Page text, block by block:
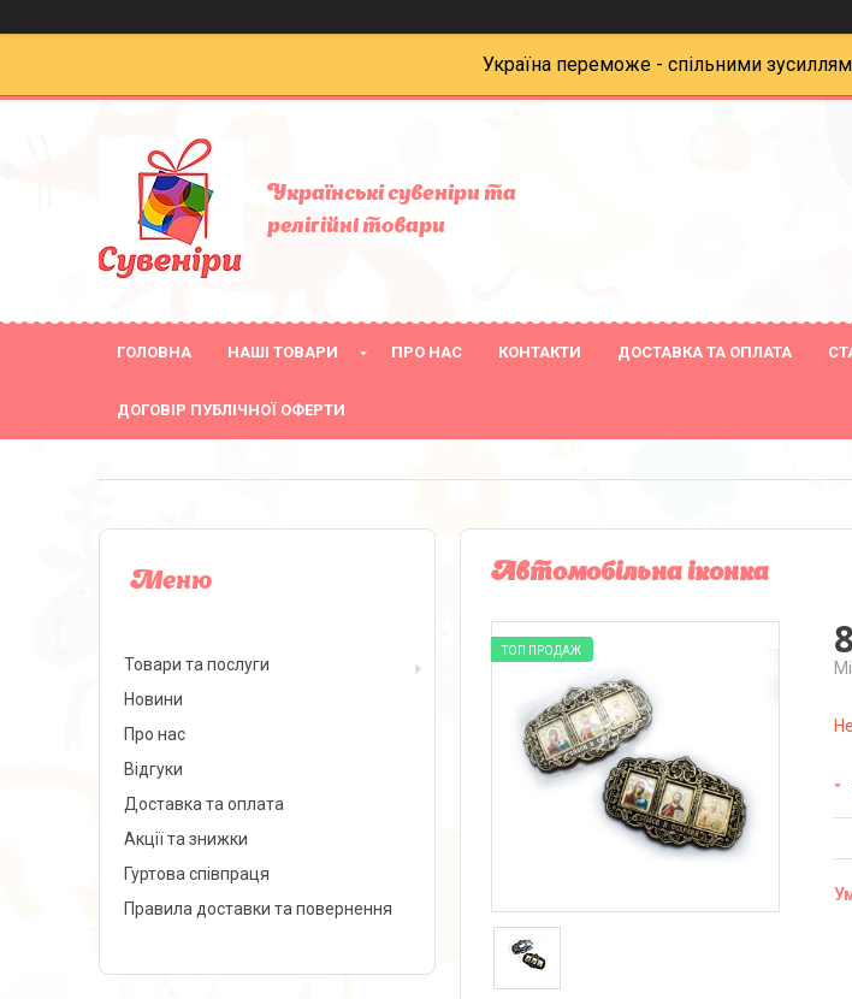
Україна переможе - спільними
Українські сувеніри та
релігійнi товари
ГОЛОВНА НАШІ ТОВАРИ ПРО НАС КОНТАКТИ ДОСТАВКА ТА ОПЛАТА
ДОГОВІР ПУБЛІЧНОЇ ОФЕРТИ
Автомобільна іконка
ТОП ПРОДАЖ
Товари та послуги
Новини
Про нас
Відгуки
Доставка та оплата
Акції та знижки
Гуртова співпраця
Правила доставки та повернення